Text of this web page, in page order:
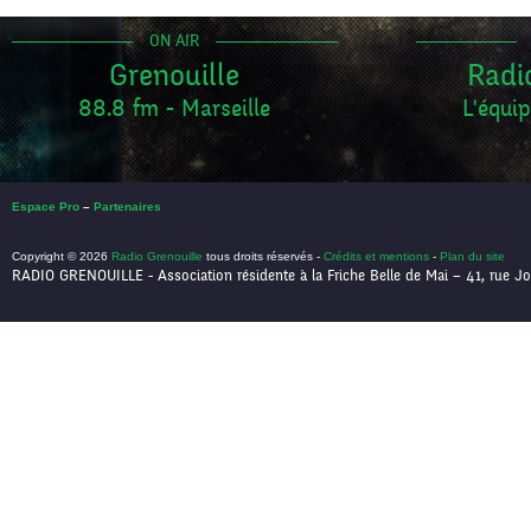
ON AIR
Grenouille
88.8 fm - Marseille
Espace Pro – Partenaires
Copyright © 2026 Radio Grenouille tous droits réservés - Crédits et mentions - Plan du site
RADIO GRENOUILLE - Association résidente à la Friche Belle de Mai – 41, rue